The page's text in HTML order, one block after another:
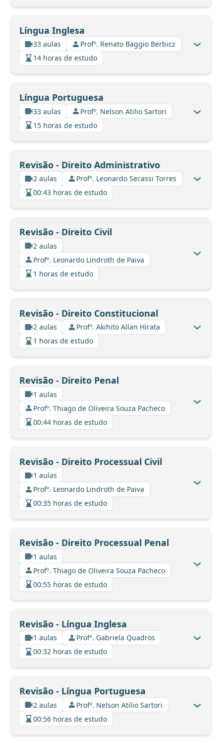
Língua Inglesa
33 aulas
Profº. Renato Baggio Berbicz
14 horas de estudo
Língua Portuguesa
33 aulas
Profº. Nelson Atilio Sartori
15 horas de estudo
Revisão - Direito Administrativo
2 aulas
Profº. Leonardo Secassi Torres
00:43 horas de estudo
Revisão - Direito Civil
2 aulas
Profº. Leonardo Lindroth de Paiva
1 horas de estudo
Revisão - Direito Constitucional
2 aulas
Profº. Akihito Allan Hirata
1 horas de estudo
Revisão - Direito Penal
1 aulas
Profº. Thiago de Oliveira Souza Pacheco
00:44 horas de estudo
Revisão - Direito Processual Civil
1 aulas
Profº. Leonardo Lindroth de Paiva
00:35 horas de estudo
Revisão - Direito Processual Penal
1 aulas
Profº. Thiago de Oliveira Souza Pacheco
00:55 horas de estudo
Revisão - Língua Inglesa
1 aulas
Profº. Gabriela Quadros
00:32 horas de estudo
Revisão - Língua Portuguesa
2 aulas
Profº. Nelson Atilio Sartori
00:56 horas de estudo